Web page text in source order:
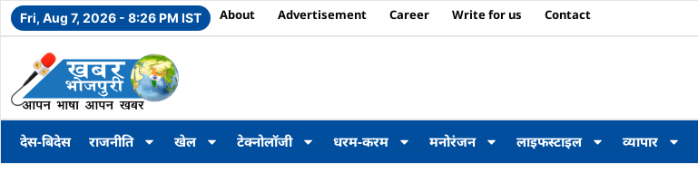
Fri, Aug 7, 2026 - 8:26 PM IST About Advertisement Career Write for us Contact
देस-बिदेस राजनीति खेल टेक्नोलॉजी धरम-करम मनोरंजन लाइफस्टाइल व्यापार